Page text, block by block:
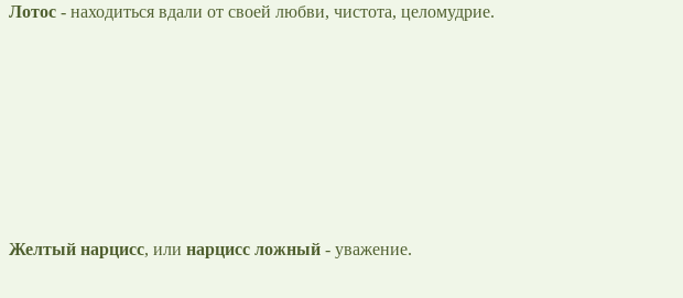
Лотос - находиться вдали от своей любви, чистота, целомудрие.
Желтый нарцисс, или нарцисс ложный - уважение.